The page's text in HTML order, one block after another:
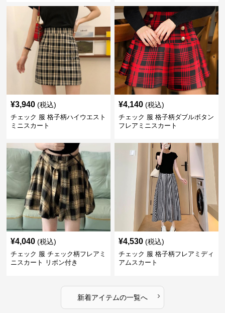
¥3,940 (税込)
チェック 服 格子柄ハイウエスト
ミニスカート
¥4,140 (税込)
チェック 服 格子柄ダブルボタン
フレアミニスカート
¥4,040 (税込)
チェック 服 チェック柄フレアミ
ニスカート リボン付き
¥4,530 (税込)
チェック 服 格子柄フレアミディ
アムスカート
新着アイテムの一覧へ ›